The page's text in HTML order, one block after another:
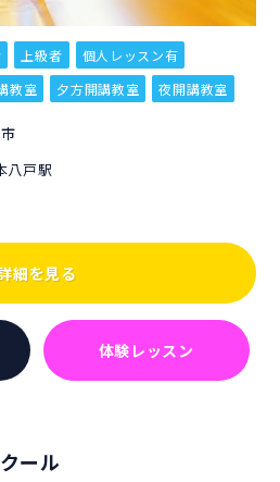
上級者
個人レッスン有
教室 夕方開講教室 夜開講教室
八戸駅
細を見る
体験レッスン
ール